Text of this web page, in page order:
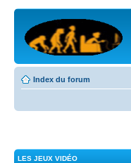
Index du forum
LES JEUX VIDÉO